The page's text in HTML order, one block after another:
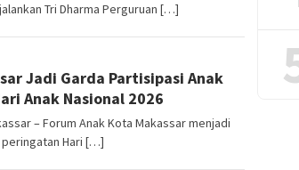
Tri Dharma Perguruan […]
Jadi Garda Partisipasi Anak
Anak Nasional 2026
– Forum Anak Kota Makassar menjadi
Hari […]